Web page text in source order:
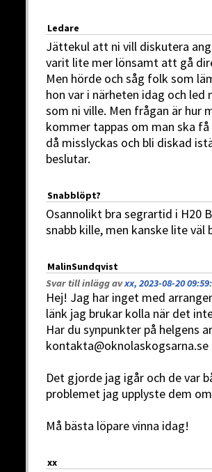
Ledare
Jättekul att ni vill diskutera
varit lite mer lönsamt att gå
Men hörde och såg folk som
hon var i närheten idag och
som ni ville. Men frågan är hur
kommer tappas om man ska
då misslyckas och bli diskad
beslutar.
Snabblöpt?
Osannolikt bra segrartid i H20
snabb kille, men kanske lite
MalinSundqvist
Svar till inlägg avxx, 2023-08-20 09:59:
Hej! Jag har inget med
länk jag brukar kolla när det
Har du synpunkter på helgens
kontakta@oknolaskogsarna.se
Det gjorde jag igår och de var
problemet jag upplyste dem
Må bästa löpare vinna idag!
xx